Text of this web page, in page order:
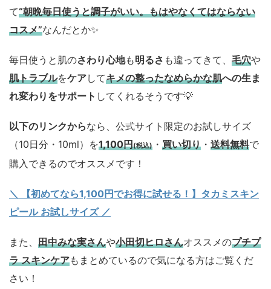
て“朝晩毎日使うと調子がいい。もはやなくてはならない
コスメ”なんだとか✨
毎日使うと肌のさわり心地も明るさ も違ってきて、 毛穴や
肌トラブルをケアしてキメの整ったなめらかな肌への生ま
れ変わりをサポート してくれるそうです💡
以下のリンクからなら、公式サイト限定のお試しサイズ
（10日分・10ml）を1,100円(税込) ・ 買い切り ・ 送料無料で
購入できるのでオススメです！
＼ 【初めてなら1,100円でお得に試せる！】タカミスキン
ピール お試しサイズ／
また、 田中みな実さんや小田切ヒロさんオススメのプチプ
ラ スキンケアもまとめているので気になる方はご覧くだ
さい！